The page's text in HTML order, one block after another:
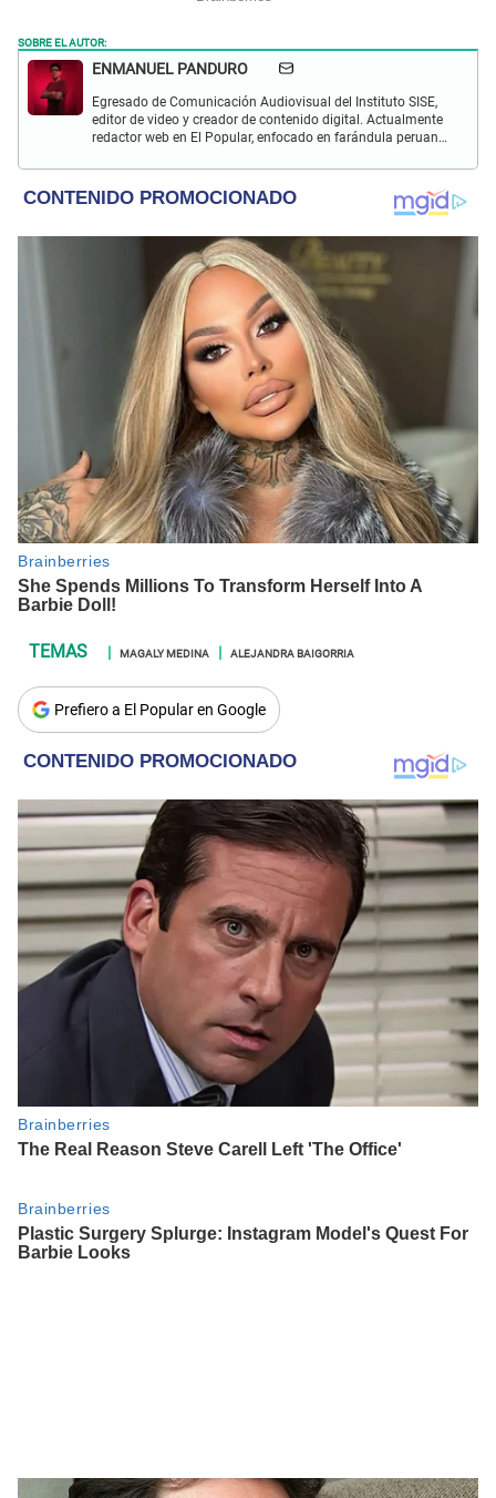
SOBRE EL AUTOR:
ENMANUEL PANDURO
Egresado de Comunicación Audiovisual del Instituto SISE,
editor de video y creador de contenido digital. Actualmente
redactor web en El Popular, enfocado en farándula peruana,
MAGALY MEDINA ALEJANDRA BAIGORRIA
Prefiero a El Popular en Google